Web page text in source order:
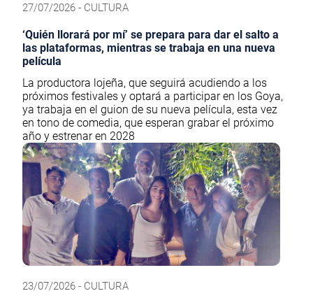
27/07/2026 - CULTURA
‘Quién llorará por mí’ se prepara para dar el salto a
las plataformas, mientras se trabaja en una nueva
película
La productora lojeña, que seguirá acudiendo a los
próximos festivales y optará a participar en los Goya,
ya trabaja en el guion de su nueva película, esta vez
en tono de comedia, que esperan grabar el próximo
año y estrenar en 2028
23/07/2026 - CULTURA